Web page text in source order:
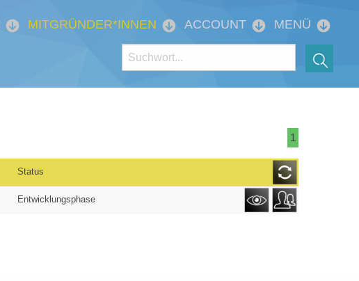
MITGRÜNDER*INNEN ACCOUNT MENÜ
1
Status
Entwicklungsphase